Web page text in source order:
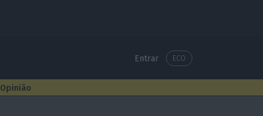
Entrar ECO
Opinião